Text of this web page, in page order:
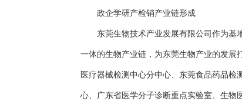
政企学研产检销产业链形成
东莞生物技术产业发展有限公司作为基
一体的生物产业链，为东莞生物产业的发展
医疗器械检测中心分中心、东莞食品药品
心、广东省医学分子诊断重点实验室、生物